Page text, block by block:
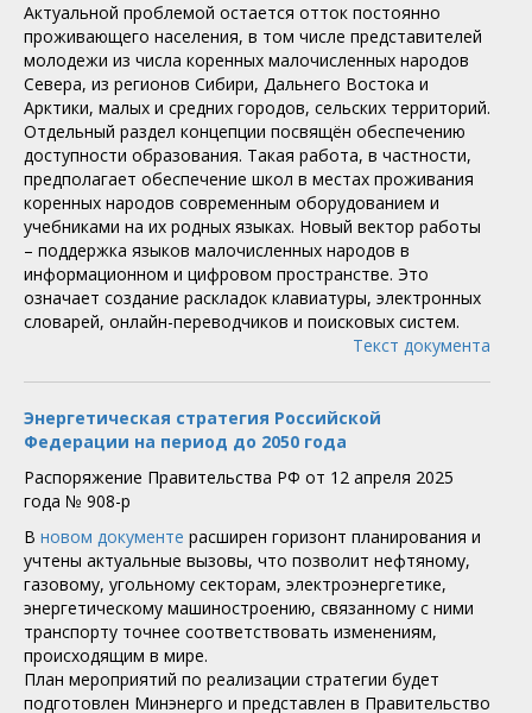
Актуальной проблемой остается отток постоянно
проживающего населения, в том числе представителей
молодежи из числа коренных малочисленных народов
Севера, из регионов Сибири, Дальнего Востока и
Арктики, малых и средних городов, сельских территорий.
Отдельный раздел концепции посвящён обеспечению
доступности образования. Такая работа, в частности,
предполагает обеспечение школ в местах проживания
коренных народов современным оборудованием и
учебниками на их родных языках. Новый вектор работы
– поддержка языков малочисленных народов в
информационном и цифровом пространстве. Это
означает создание раскладок клавиатуры, электронных
словарей, онлайн-переводчиков и поисковых систем.
Текст документа
Энергетическая стратегия Российской
Федерации на период до 2050 года
Распоряжение Правительства РФ от 12 апреля 2025
года № 908-р
В новом документе расширен горизонт планирования и
учтены актуальные вызовы, что позволит нефтяному,
газовому, угольному секторам, электроэнергетике,
энергетическому машиностроению, связанному с ними
транспорту точнее соответствовать изменениям,
происходящим в мире.
План мероприятий по реализации стратегии будет
подготовлен Минэнерго и представлен в Правительство